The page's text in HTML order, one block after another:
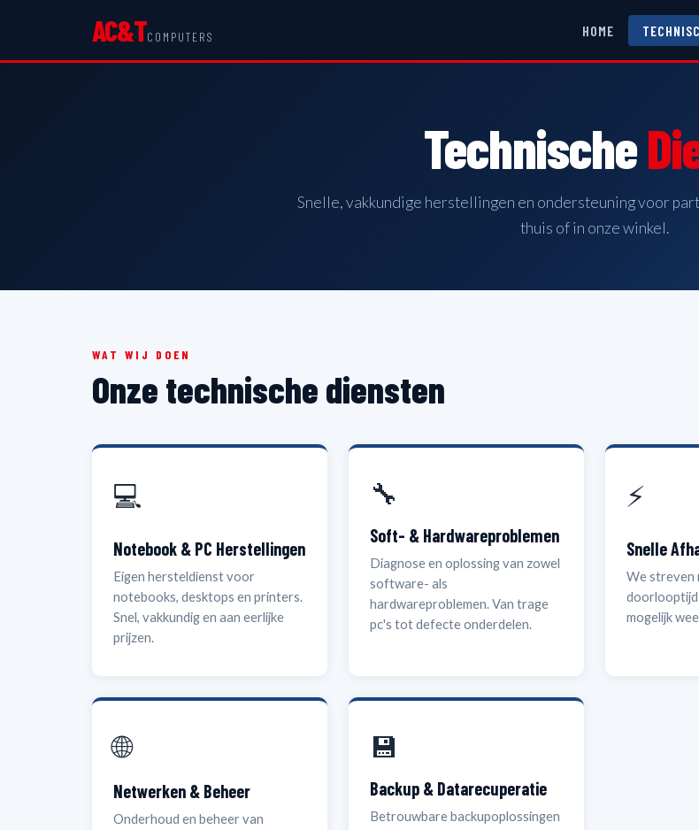
AC&TCOMPUTERS HOME
Technische
Snelle, vakkundige herstellingen en ondersteuning voor
thuis of in onze winkel.
WAT WIJ DOEN
Onze technische diensten
💻
Notebook & PC Herstellingen
Eigen hersteldienst voor
notebooks, desktops en printers.
Snel, vakkundig en aan eerlijke
prijzen.
🔧
Soft- & Hardwareproblemen
Diagnose en oplossing van zowel
software- als
hardwareproblemen. Van trage
pc's tot defecte onderdelen.
⚡
Snelle
We streven
doorlooptijd
mogelijk
🌐
Netwerken & Beheer
Onderhoud en beheer van
💾
Backup & Datarecuperatie
Betrouwbare backupoplossingen